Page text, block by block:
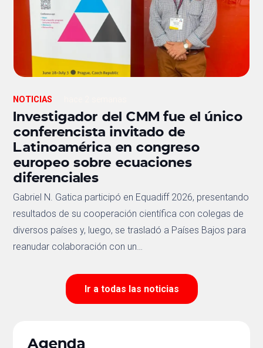
NOTICIAS
Investigador del CMM fue el único
conferencista invitado de
Latinoamérica en congreso
europeo sobre ecuaciones
diferenciales
Gabriel N. Gatica participó en Equadiff 2026, presentando
resultados de su cooperación científica con colegas de
diversos países y, luego, se trasladó a Países Bajos para
reanudar colaboración con un…
Ir a todas las noticias
Agenda